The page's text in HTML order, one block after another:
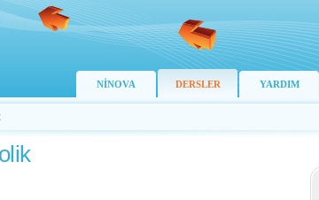
NİNOVA DERSLER YARDIM